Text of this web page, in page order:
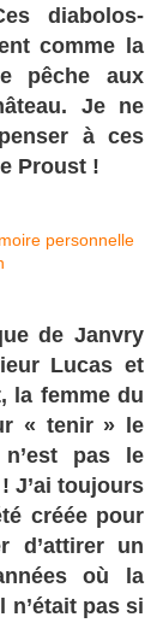
diabolos-
comme la
pêche aux
Je ne
à ces
Proust !
de Janvry
Lucas et
la femme du
« tenir » le
pas le
J’ai toujours
créée pour
d’attirer un
où la
n’était pas si